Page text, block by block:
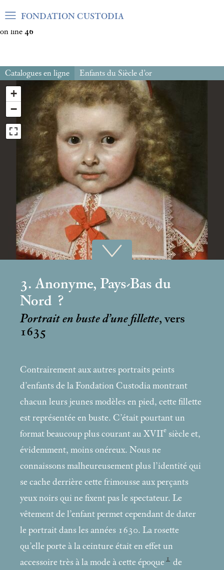
Warning: Undefined array key "var_mode" in
on line 46
FONDATION CUSTODIA
Catalogues en ligne Enfants du Siècle d’or
+
−
3. Anonyme, Pays-Bas du
Nord ?
Portrait en buste d’une fillette, vers
1635
Contrairement aux autres portraits peints
d’enfants de la Fondation Custodia montrant
chacun leurs jeunes modèles en pied, cette fillette
est représentée en buste. C’était pourtant un
format beaucoup plus courant au XVIIe siècle et,
évidemment, moins onéreux. Nous ne
connaissons malheureusement plus l’identité qui
se cache derrière cette frimousse aux perçants
yeux noirs qui ne fixent pas le spectateur. Le
vêtement de l’enfant permet cependant de dater
le portrait dans les années 1630. La rosette
qu’elle porte à la ceinture était en effet un
accessoire très à la mode à cette époque 1 de